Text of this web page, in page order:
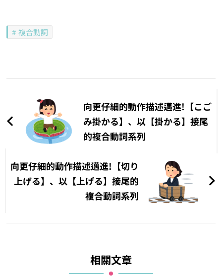
複合動詞
導
向更仔細的動作描述邁進!【こご
み掛かる】、以【掛かる】接尾
的複合動詞系列
向更仔細的動作描述邁進!【切り
上げる】、以【上げる】接尾的
複合動詞系列
相關文章